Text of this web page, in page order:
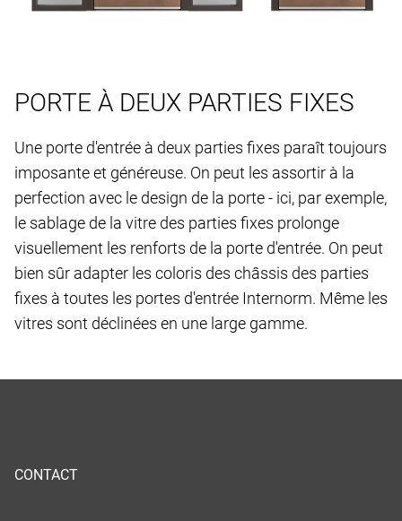
PORTE À DEUX PARTIES FIXES
Une porte d'entrée à deux parties fixes paraît toujours
imposante et généreuse. On peut les assortir à la
perfection avec le design de la porte - ici, par exemple,
le sablage de la vitre des parties fixes prolonge
visuellement les renforts de la porte d'entrée. On peut
bien sûr adapter les coloris des châssis des parties
fixes à toutes les portes d'entrée Internorm. Même les
vitres sont déclinées en une large gamme.
CONTACT